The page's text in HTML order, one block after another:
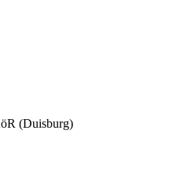
(Duisburg)